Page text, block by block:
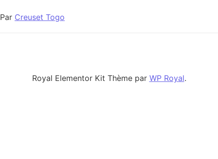
Par Creuset Togo
Royal Elementor Kit Thème par WP Royal.